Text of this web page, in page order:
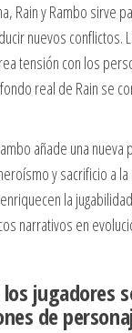
Rain y Rambo sirve
nuevos conflictos.
tensión con los
real de Rain se
añade una nueva
y sacrificio a la
la
narrativos en
los jugadores
de